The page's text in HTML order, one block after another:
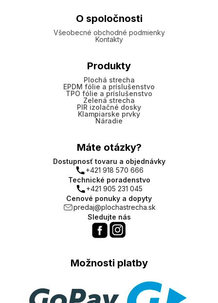
O spoločnosti
Všeobecné obchodné podmienky
Kontakty
Produkty
Plochá strecha
EPDM fólie a príslušenstvo
TPO fólie a príslušenstvo
Zelená strecha
PIR izolačné dosky
Klampiarske prvky
Náradie
Máte otázky?
Dostupnosť tovaru a objednávky
+421 918 570 666
Technické poradenstvo
+421 905 231 045
Cenové ponuky a dopyty
predaj@plochastrecha.sk
Sledujte nás
Možnosti platby